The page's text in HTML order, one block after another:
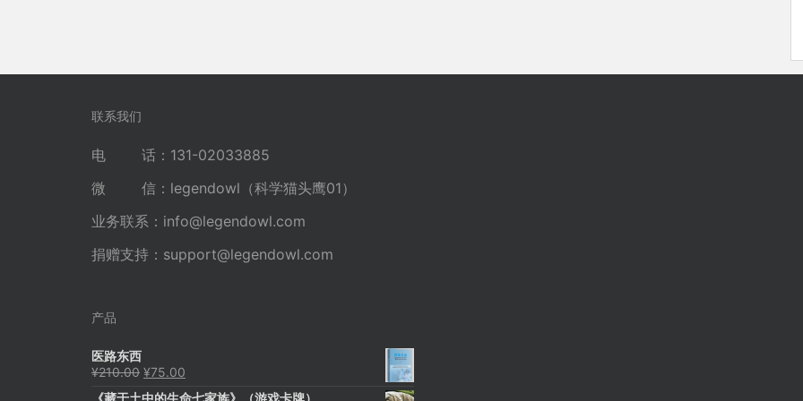
联系我们
电 话：131-02033885
微 信：legendowl（科学猫头鹰01）
业务联系： info@legendowl.com
捐赠支持： support@legendowl.com
产品
医路东西
¥210.00 原
¥75.00